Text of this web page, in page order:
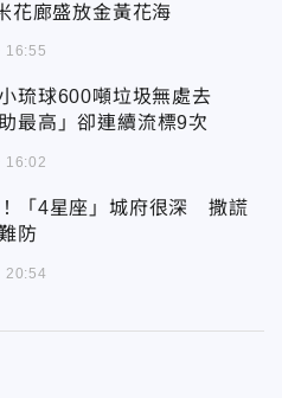
廊盛放金黃花海
16:55
琉球600噸垃圾無處去
最高」卻連續流標9次
16:02
「4星座」城府很深 撒謊
防
20:54